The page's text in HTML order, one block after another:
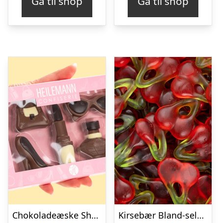
Chokoladeæske Shopping
Kirsebær Bland-selv slik i kasser 2,4 kg